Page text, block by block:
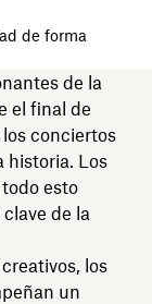
de forma
de la
el final de
conciertos
historia. Los
esto
de la
los
un